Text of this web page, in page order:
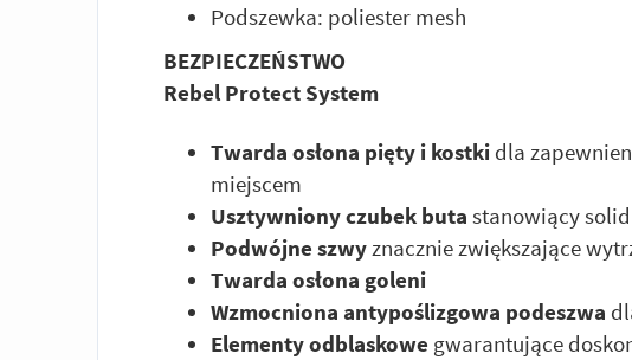
Podszewka: poliester mesh
BEZPIECZEŃSTWO
Rebel Protect System
Twarda osłona pięty i kostki dla
miejscem
Usztywniony czubek buta stanowiący
Podwójne szwyznacznie zwiększające
Twarda osłona goleni
Wzmocniona antypoślizgowa podeszwa
Elementy odblaskowe gwarantujące